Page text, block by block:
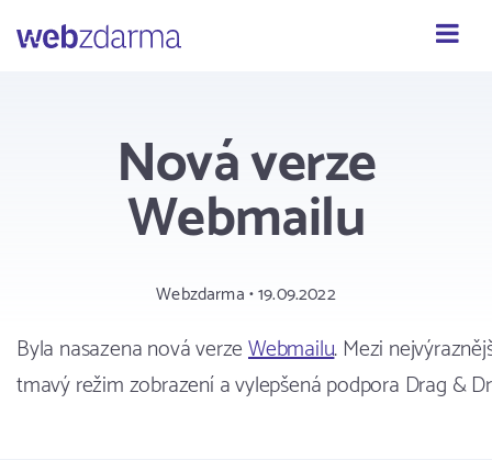
Nová verze
Webmailu
Webzdarma • 19.09.2022
Byla nasazena nová verzeWebmailu. Mezi
tmavý režim zobrazení a vylepšená podpora Drag &